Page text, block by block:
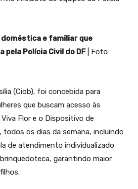
doméstica e familiar que
Polícia Civil do DF| Foto:
(Ciob), foi concebida para
que buscam acesso às
Flor e o Dispositivo de
todos os dias da semana, incluindo
de atendimento individualizado
garantindo maior